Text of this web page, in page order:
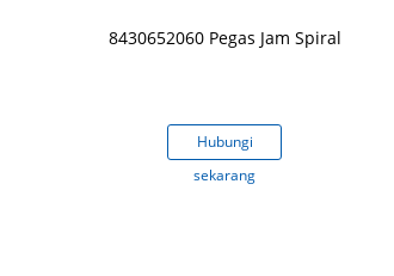
8430652060 Pegas Jam Spiral
Hubungi
sekarang